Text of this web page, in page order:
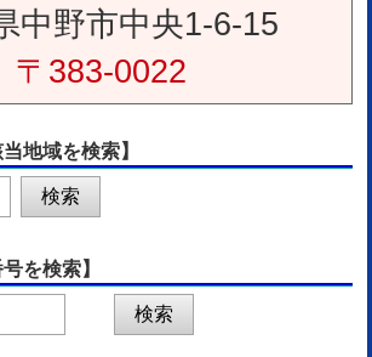
中野市中央1-6-15
〒383-0022
地域を検索】
を検索】